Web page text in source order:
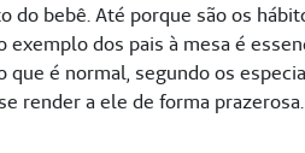
do bebê. Até porque são os
exemplo dos pais à mesa é
que é normal, segundo os
render a ele de forma prazerosa.